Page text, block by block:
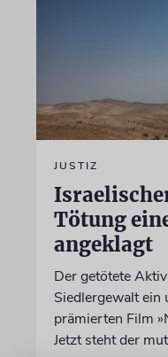
JUSTIZ
Tötung
angeklagt
Der getötete
Siedlergewalt ein
prämierten Film
Jetzt steht der